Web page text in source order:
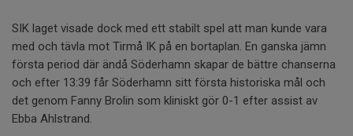
SIK laget visade dock med ett stabilt spel att man kunde vara
med och tävla mot Tirmå IK på en bortaplan. En ganska jämn
första period där ändå Söderhamn skapar de bättre chanserna
och efter 13:39 får Söderhamn sitt första historiska mål och
det genom Fanny Brolin som kliniskt gör 0-1 efter assist av
Ebba Ahlstrand.